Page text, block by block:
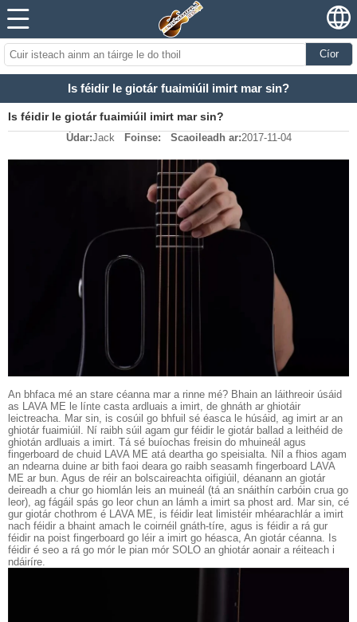
Cíor
Is féidir le giotár fuaimiúil imirt mar sin?
Is féidir le giotár fuaimiúil imirt mar sin?
Údar:Jack Foinse: Scaoileadh ar:2017-11-04
An bhfaca mé an stare céanna mar a rinne mé? Bhain an láithreoir úsáid
as LAVA ME le línte casta ardluais a imirt, de ghnáth ar ghiotáir
leictreacha. Mar sin, is cosúil go bhfuil sé éasca le húsáid, ag imirt ar an
ghiotár fuaimiúil. Ní raibh súil agam gur féidir le giotár ballad a leithéid de
ghiotán ardluais a imirt. Tá sé buíochas freisin do mhuineál agus
fingerboard de chuid LAVA ME atá deartha go speisialta. Níl a fhios agam
an ndearna duine ar bith faoi deara go raibh seasamh fingerboard LAVA
ME ar bun. Agus de réir an bolscaireachta oifigiúil, déanann an giotár
deireadh a chur go hiomlán leis an muineál (tá an snáithín carbóin crua go
leor), ag fágáil spás go leor chun an lámh a imirt sa phost ard. Mar sin, cé
gur giotár chothrom é LAVA ME, is féidir leat limistéir mhéarachlár a imirt
nach féidir a bhaint amach le coirnéil gnáth-tíre, agus is féidir a rá gur
féidir na poist fingerboard go léir a imirt go héasca, An giotár céanna. Is
féidir é seo a rá go mór le pian mór SOLO an ghiotár aonair a réiteach i
ndáiríre.